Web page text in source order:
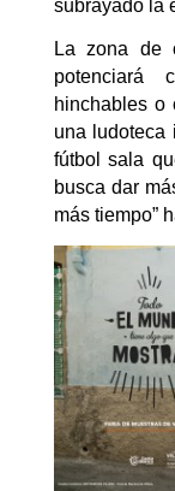
subrayado la
La zona de
potenciará
hinchables o
una ludoteca
fútbol sala
busca dar
más tiempo”